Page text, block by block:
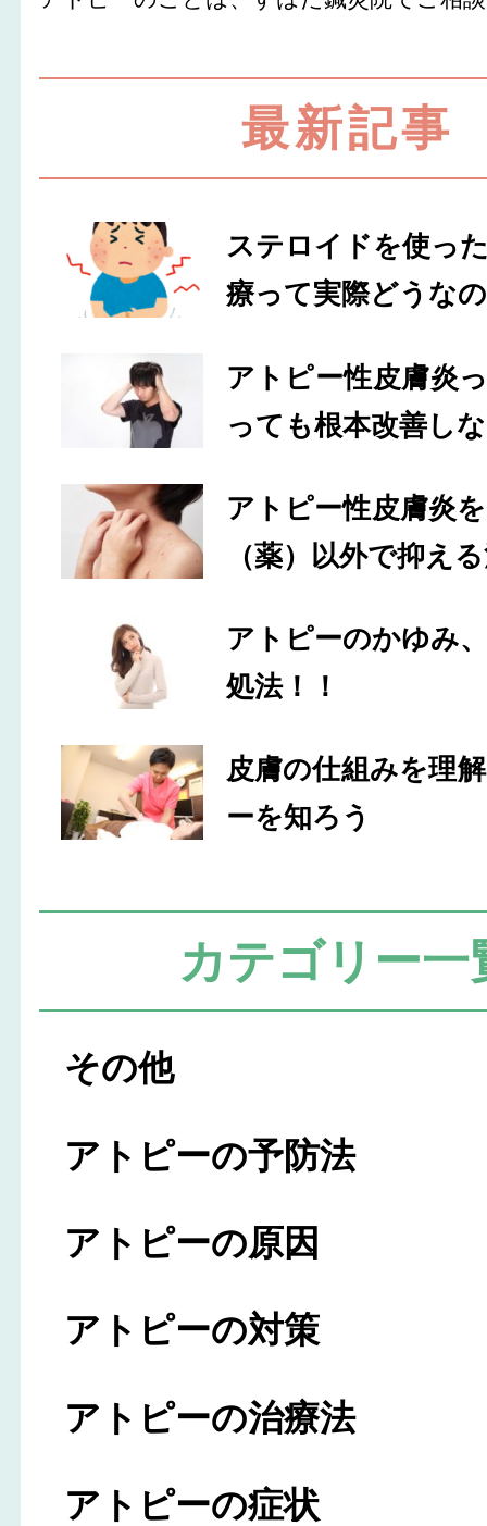
最新記事
ステロイドを使っ
療って実際どうな
アトピー性皮膚炎
っても根本改善し
アトピー性皮膚炎
（薬）以外で抑え
アトピーのかゆみ
処法！！
皮膚の仕組みを理
ーを知ろう
カテゴリー一
その他
アトピーの予防法
アトピーの原因
アトピーの対策
アトピーの治療法
アトピーの症状